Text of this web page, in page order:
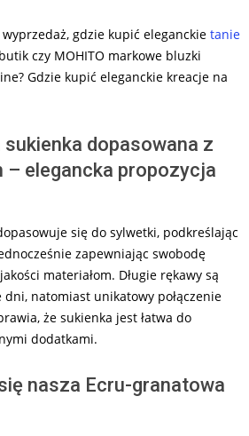
wyprzedaż, gdzie kupić eleganckie tanie
czy MOHITO markowe bluzki
Gdzie kupić eleganckie kreacje na
dopasowana z
– elegancka propozycja
się do sylwetki, podkreślając
zapewniając swobodę
materiałom. Długie rękawy są
dni, natomiast unikatowy połączenie
że sukienka jest łatwa do
dodatkami.
nasza Ecru-granatowa